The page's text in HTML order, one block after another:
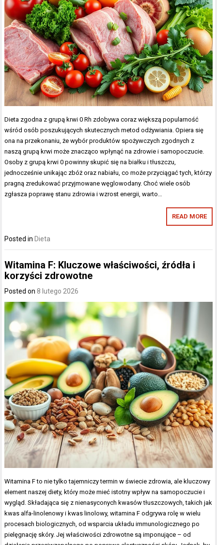
Dieta zgodna z grupą krwi 0 Rh zdobywa coraz większą popularność
wśród osób poszukujących skutecznych metod odżywiania. Opiera się
ona na przekonaniu, że wybór produktów spożywczych zgodnych z
naszą grupą krwi może znacząco wpłynąć na zdrowie i samopoczucie.
Osoby z grupą krwi 0 powinny skupić się na białku i tłuszczu,
jednocześnie unikając zbóż oraz nabiału, co może przyciągać tych, którzy
pragną zredukować przyjmowane węglowodany. Choć wiele osób
zgłasza poprawę stanu zdrowia i wzrost energii, warto…
READ MORE
Posted in Dieta
Witamina F: Kluczowe właściwości, źródła i
korzyści zdrowotne
Posted on 8 lutego 2026
Witamina F to nie tylko tajemniczy termin w świecie zdrowia, ale kluczowy
element naszej diety, który może mieć istotny wpływ na samopoczucie i
wygląd. Składająca się z nienasyconych kwasów tłuszczowych, takich jak
kwas alfa-linolenowy i kwas linolowy, witamina F odgrywa rolę w wielu
procesach biologicznych, od wsparcia układu immunologicznego po
pielęgnację skóry. Jej właściwości zdrowotne są imponujące – od